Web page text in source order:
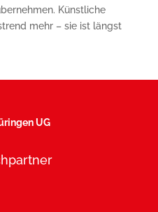
Künstliche
mehr – sie ist längst
UG